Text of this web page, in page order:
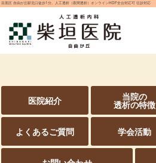
目黒区 自由が丘駅北口徒歩1分。人工透析（夜間透析）オンラインHDF全台対応可 往診対応
医院紹介 当院の
透析の特徴
よくあるご質問 学会活動